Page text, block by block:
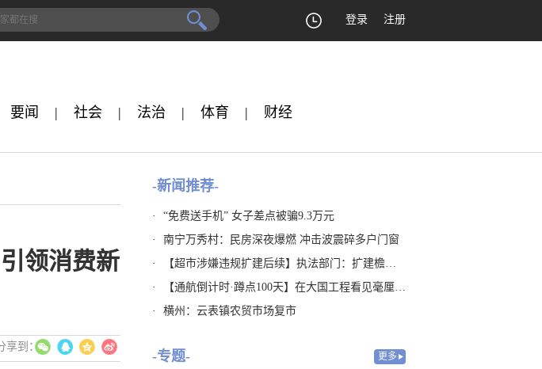
登录 注册
要闻 | 社会 | 法治 | 体育 | 财经
领消费新
-新闻推荐-
·
“免费送手机” 女子差点被骗9.3万元
·
南宁万秀村：民房深夜爆燃 冲击波震碎多户门窗
·
【超市涉嫌违规扩建后续】执法部门：扩建檐廊涉嫌违建 是否占地有待认定
·
【通航倒计时·蹲点100天】在大国工程看见毫厘之“精”
·
横州：云表镇农贸市场复市
-专题- 更多